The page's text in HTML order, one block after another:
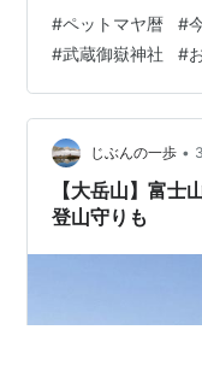
音響4 今日は「探
ことを深く掘り下
は何？ やりがいを
ことで、新たな気
る氣神（紋章）の
#ペットマヤ暦 #
#武蔵御嶽神社 #
じぶんの一歩 •
【大岳山】富士
登山守りも